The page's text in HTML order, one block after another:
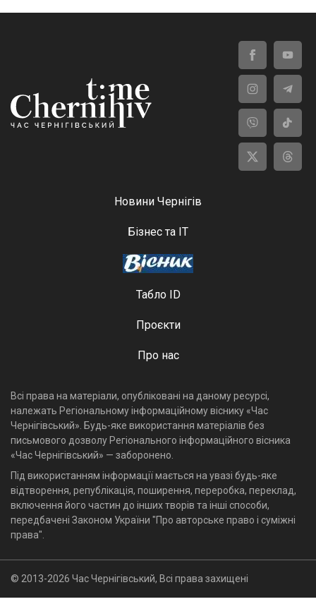
Новини Чернігів
Бізнес та ІТ
Табло ID
Проєкти
Про нас
Всі права на матеріали, опубліковані на даному ресурсі,
належать Регіональному інформаційному віснику «Час
Чернігівський». Будь-яке використання матеріалів без
письмового дозволу Регіонального інформаційного вісника
«Час Чернігівський» — заборонено.
Під використанням інформації мається на увазі будь-яке
відтворення, републікація, поширення, переробка, переклад,
включення його частин до інших творів та інші способи,
передбачені Законом України "Про авторське право і суміжні
права".
© 2013-2026 Час Чернігівський, Всі права захищені